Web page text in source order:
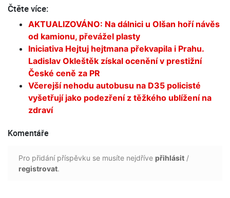
Čtěte více:
AKTUALIZOVÁNO: Na dálnici u Olšan hoří návěs
od kamionu, převážel plasty
Iniciativa Hejtuj hejtmana překvapila i Prahu.
Ladislav Okleštěk získal ocenění v prestižní
České ceně za PR
Včerejší nehodu autobusu na D35 policisté
vyšetřují jako podezření z těžkého ublížení na
zdraví
Komentáře
Pro přidání příspěvku se musíte nejdříve přihlásit /
registrovat.